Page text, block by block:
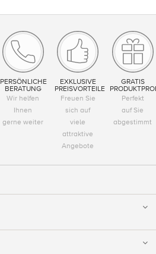
PERSÖNLICHE
BERATUNG
Wir helfen
Ihnen
gerne weiter
EXKLUSIVE
PREISVORTEILE
Freuen Sie
sich auf
viele
attraktive
Angebote
GRATIS
Perfekt
auf Sie
abgestimmt